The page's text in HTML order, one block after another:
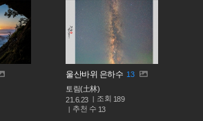
울산바위 은하수 13
토림(土林)
21.6.23
조회 189
추천 수 13